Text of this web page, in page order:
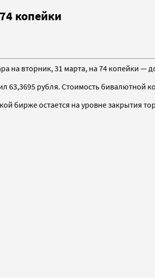
копейки
на вторник, 31 марта, на 74 копейки —
63,3695 рубля. Стоимость бивалютной
бирже остается на уровне закрытия